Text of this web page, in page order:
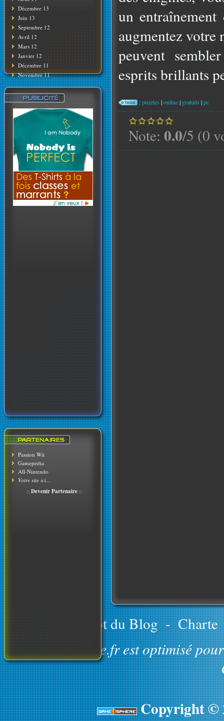
Décembre 13
Juin 13
Septembre 12
Avril 12
Mars 12
Janvier 12
Décembre 11
Novembre 11
Passion Wii
Gamepedia
All-Nintendo
Votre site ici...
:: Devenir Partenaire ::
un
augmentez votre
peuvent
esprits brillants
:puzzles |online| gratuits |pc
Note: 0.0/5 (0
Le concept du Blog - Charte
GameOsphere.fr est optimisé
Copyright ©